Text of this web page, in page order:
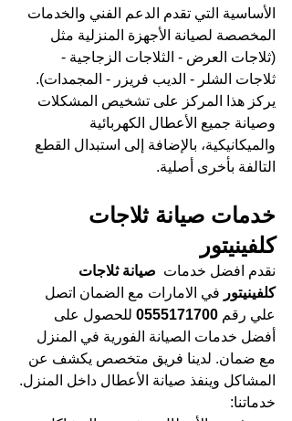
الأساسية التي تقدم الدعم الفني والخدمات
المخصصة لصيانة الأجهزة المنزلية مثل
(ثلاجات العرض - الثلاجات الزجاجية -
ثلاجات الشلر - الديب فريزر - المجمدات).
يركز هذا المركز على تشخيص المشكلات
وصيانة جميع الأعطال الكهربائية
والميكانيكية، بالإضافة إلى استبدال القطع
التالفة بأخرى أصلية.
خدمات صيانة ثلاجات
كلفينيتور
نقدم افضل خدمات صيانة ثلاجات
كلفينيتور في الامارات مع الضمان اتصل
علي رقم 0555171700 للحصول على
أفضل خدمات الصيانة الفورية في المنزل
مع ضمان. لدينا فريق متخصص يكشف عن
المشاكل وينفذ صيانة الأعطال داخل المنزل.
خدماتنا: